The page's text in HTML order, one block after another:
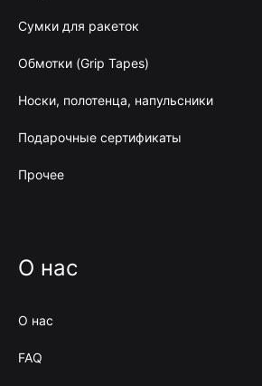
Сумки для ракеток
Обмотки (Grip Tapes)
Носки, полотенца, напульсники
Подарочные сертификаты
Прочее
О нас
О нас
FAQ